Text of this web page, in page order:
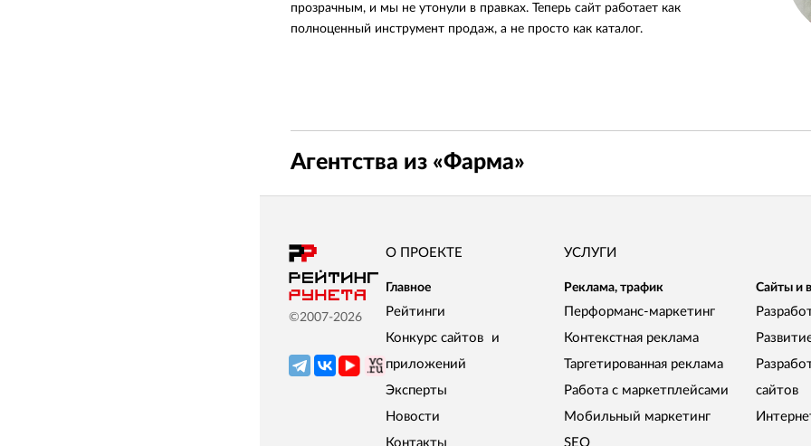
прозрачным, и мы не утонули в правках. Теперь сайт работает как
полноценный инструмент продаж, а не просто как каталог.
Агентства из «Фарма»
©2007-2026
О ПРОЕКТЕ
Главное
Рейтинги
Конкурс сайтов и
приложений
Эксперты
Новости
Контакты
УСЛУГИ
Реклама, трафик
Перформанс-маркетинг
Контекстная реклама
Таргетированная реклама
Работа с маркетплейсами
Мобильный маркетинг
SEO
Сайты и
сайтов